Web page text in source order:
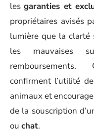
lesgaranties et
propriétaires avisés
lumière que la
les mauvaises
confirment l’utilité
animaux et
de la souscription
ou chat.